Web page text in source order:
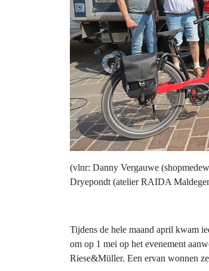
(vlnr: Danny Vergauwe
Dryepondt (atelier RAIDA
Tijdens de hele maand april kwam
om op 1 mei op het evenement
Riese&Müller. Een ervan wonnen